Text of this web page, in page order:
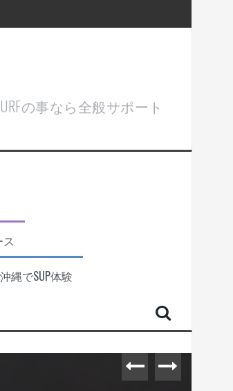
の事なら全般サポート
縄でSUP体験